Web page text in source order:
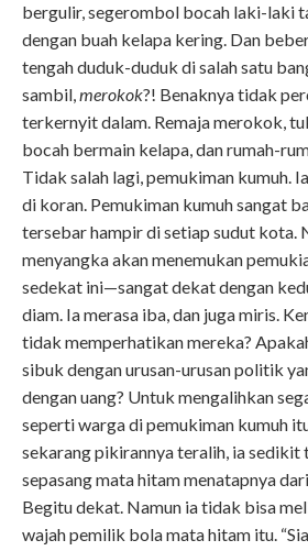
bergulir, segerombol bocah laki-laki
dengan buah kelapa kering. Dan
tengah duduk-duduk di salah satu
sambil,merokok?! Benaknya tidak
terkernyit dalam. Remaja merokok,
bocah bermain kelapa, dan rumah-
Tidak salah lagi, pemukiman kumuh.
di koran. Pemukiman kumuh sangat
tersebar hampir di setiap sudut kota.
menyangka akan menemukan
sedekat ini—sangat dekat dengan
diam. Ia merasa iba, dan juga miris.
tidak memperhatikan mereka?
sibuk dengan urusan-urusan politik
dengan uang? Untuk mengalihkan
seperti warga di pemukiman kumuh
sekarang pikirannya teralih, ia sedikit
sepasang mata hitam menatapnya
Begitu dekat. Namun ia tidak bisa
wajah pemilik bola mata hitam itu.